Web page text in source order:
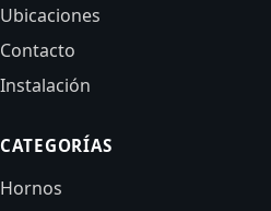
Ubicaciones
Contacto
Instalación
CATEGORÍAS
Hornos